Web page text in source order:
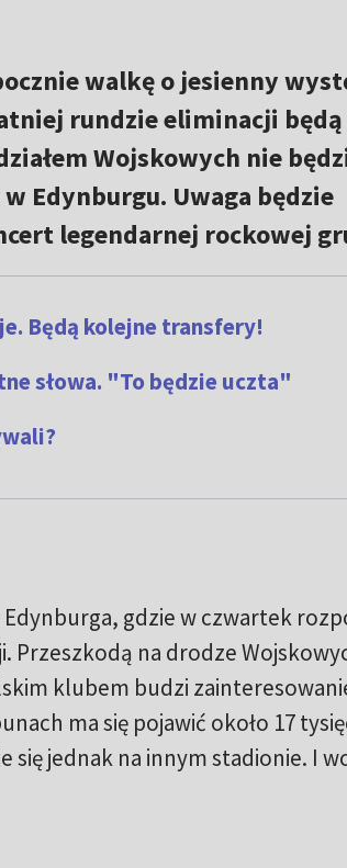
walkę o jesienny
rundzie eliminacji będą
Wojskowych nie
Edynburgu. Uwaga będzie
legendarnej rockowej
Będą kolejne transfery!
słowa. "To będzie uczta"
gdzie w czwartek
Przeszkodą na drodze
klubem budzi
ma się pojawić około 17
jednak na innym stadionie. I